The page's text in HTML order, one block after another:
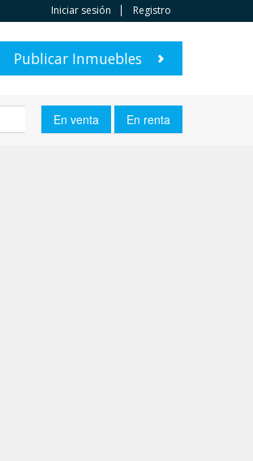
Iniciar sesión Registro
Publicar Inmuebles